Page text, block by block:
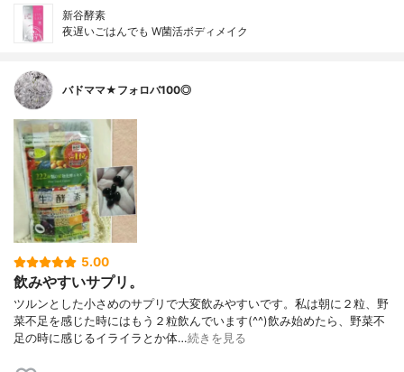
新谷酵素
夜遅いごはんでも W菌活ボディメイク
バドママ★フォロバ100◎
5.00
飲みやすいサプリ。
ツルンとした小さめのサプリで大変飲みやすいです。私は朝に２粒、野
菜不足を感じた時にはもう２粒飲んでいます(^^)飲み始めたら、野菜不
足の時に感じるイライラとか体…続きを見る